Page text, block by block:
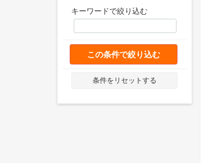
キーワードで絞り込む
この条件で絞り込む
条件をリセットする